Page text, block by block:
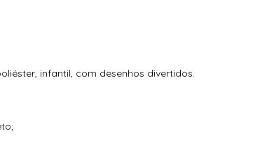
infantil, com desenhos divertidos.